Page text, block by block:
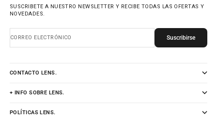
SUSCRIBETE A NUESTRO NEWSLETTER Y RECIBE TODAS LAS OFERTAS Y
NOVEDADES.
CORREO ELECTRÓNICO Suscribirse
CONTACTO LENS.
+ INFO SOBRE LENS.
POLÍTICAS LENS.